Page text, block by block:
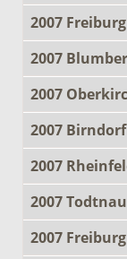
2007
2007
2007
2007
2007
2007
2007